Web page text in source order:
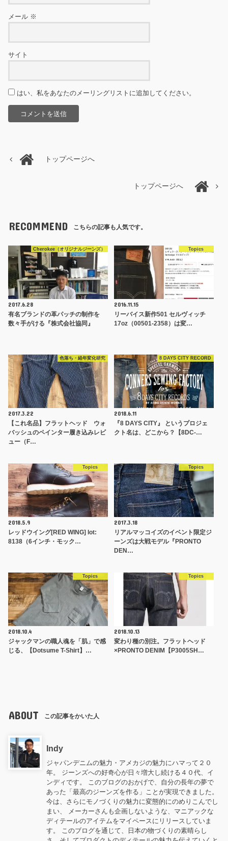
メール ※
サイト
はい、私をあなたのメーリングリストに追加してください。
トップページへ
トップページへ
RECOMMEND こちらの記事も人気です。
Cherokee（オリジナルジーンズ）
2017.6.28
有名ブランドの革パッチの制作を
数々手がける『株式会社協同』
Topics
2016.11.15
リーバイス新作501 セルヴィッチ
17oz（00501-2358）は変…
色落ち・経年変化研究
2017.3.22
【これ名品】フラットヘッド ウォ
バッシュのペインター履き込みレビ
ュー（F…
8 DAYS CITY RECORD
2018.6.11
『8 DAYS CITY』 というプロジェ
クト名は、どこから？【8DC-…
Topics
2018.5.9
レッドウイング[RED WING] lot:
8138（6インチ・モック…
Topics
2017.3.18
リアルマッコイズのイベント限定ジ
ーンズは大戦モデル『PRONTO
DEN…
Topics
2018.10.4
ジャックマンの職人魂を「肌」で感
じる、【Dotsume T-Shirt】…
Topics
2018.10.13
変わり種の別注。フラットヘッド
×PRONTO DENIM【P3005SH…
ABOUT この記事をかいた人
Indy
ジャパンデニムの魅力・アメカジの魅力にハマって２０
年。 ジーンズへの好奇心が日々増大し続ける４０代、イ
ンディです。 このブログのおかげで、自分の長年の夢で
あった「最高のジーンズを作る」ことが実現できました。
今は、さらにモノづくりの魅力に変態的にのめりこんでし
まい、 メーカーさんも企画しないような、マニアックな
ディテールのアイテムをマイペースにリリースしていま
す。 このブログを通じて、日本の物づくりの素晴らし